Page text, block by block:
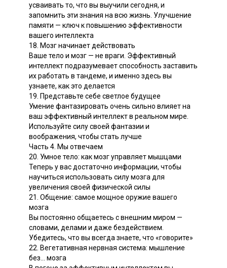
усваивать то, что вы выучили сегодня, и
запомнить эти знания на всю жизнь. Улучшение
памяти — ключ к повышению эффективности
вашего интеллекта
18. Мозг начинает действовать
Ваше тело и мозг — не враги. Эффективный
интеллект подразумевает способность заставить
их работать в тандеме, и именно здесь вы
узнаете, как это делается
19. Представьте себе светлое будущее
Умение фантазировать очень сильно влияет на
ваш эффективный интеллект в реальном мире.
Используйте силу своей фантазии и
воображения, чтобы стать лучше
Часть 4. Мы отвечаем
20. Умное тело: как мозг управляет мышцами
Теперь у вас достаточно информации, чтобы
научиться использовать силу мозга для
увеличения своей физической силы
21. Общение: самое мощное оружие вашего
мозга
Вы постоянно общаетесь с внешним миром —
словами, делами и даже бездействием.
Убедитесь, что вы всегда знаете, что «говорите»
22. Вегетативная нервная система: мышление
без... мозга